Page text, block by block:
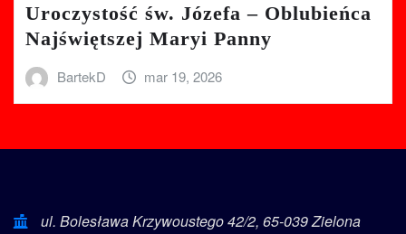
Uroczystość św. Józefa – Oblubieńca
Najświętszej Maryi Panny
BartekD mar 19, 2026
ul. Bolesława Krzywoustego 42/2, 65-039 Zielona